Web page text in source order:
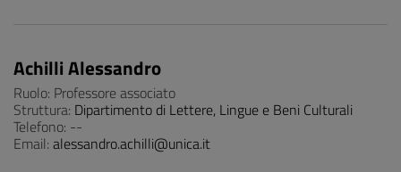
Achilli Alessandro
Ruolo: Professore associato
Struttura: Dipartimento di Lettere, Lingue e Beni Culturali
Telefono: --
Email: alessandro.achilli@unica.it